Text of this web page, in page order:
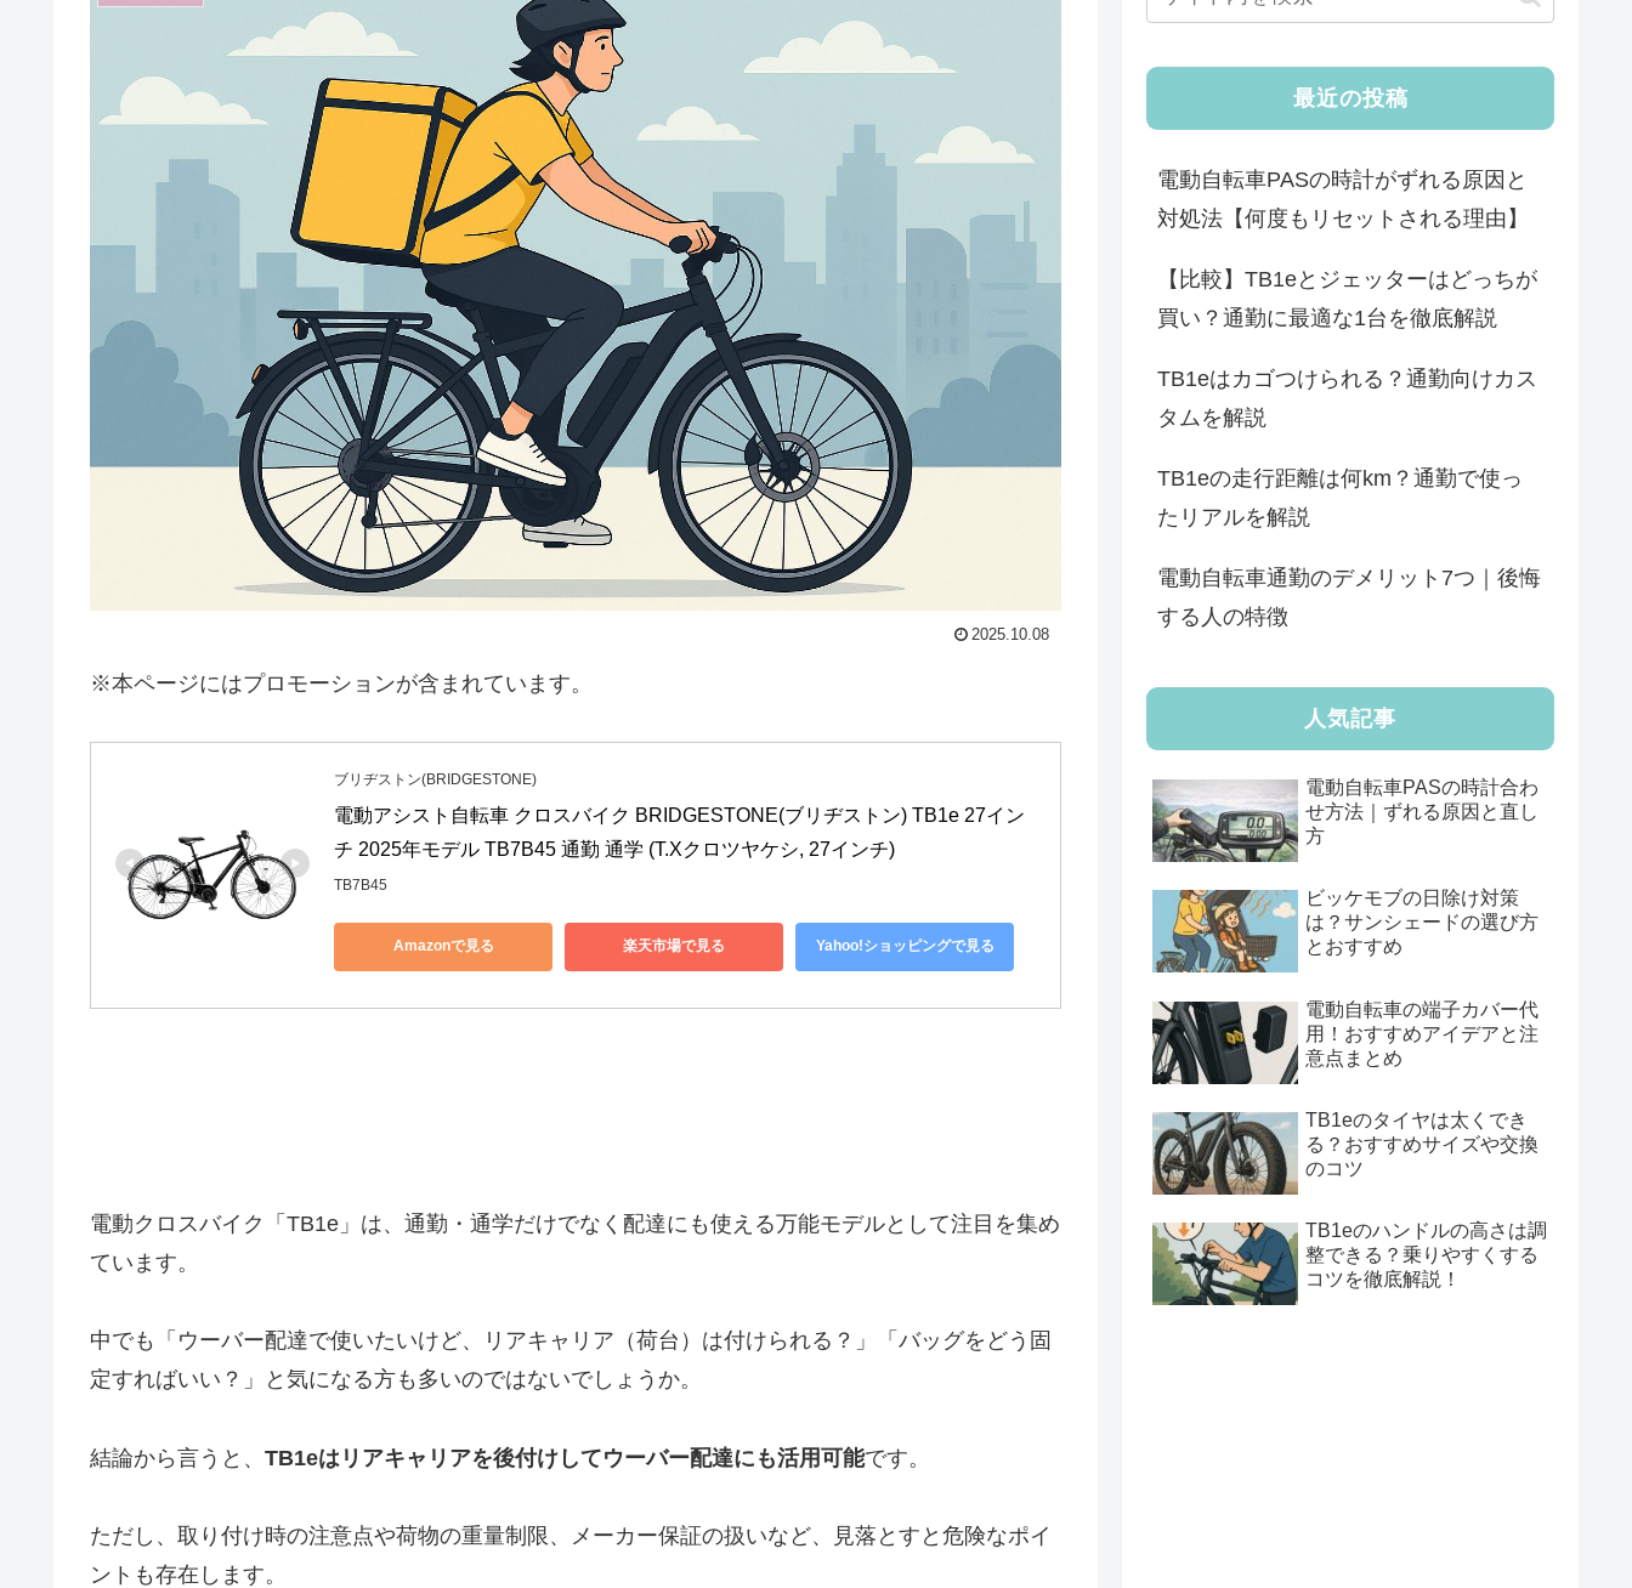
2025.10.08
※本ページにはプロモーションが含まれています。
ブリヂストン(BRIDGESTONE)
電動アシスト自転車 クロスバイク BRIDGESTONE(ブリヂストン) TB1e 27イン
チ 2025年モデル TB7B45 通勤 通学 (T.Xクロツヤケシ, 27インチ)
TB7B45
Amazonで見る 楽天市場で見る Yahoo!ショッピングで見る
電動クロスバイク「TB1e」は、通勤・通学だけでなく配達にも使える万能モデルとして注目を集め
ています。
中でも「ウーバー配達で使いたいけど、リアキャリア（荷台）は付けられる？」「バッグをどう固
定すればいい？」と気になる方も多いのではないでしょうか。
結論から言うと、 TB1eはリアキャリアを後付けしてウーバー配達にも活用可能です。
ただし、取り付け時の注意点や荷物の重量制限、メーカー保証の扱いなど、見落とすと危険なポイ
ントも存在します。
最近の投稿
電動自転車PASの時計がずれる原因と
対処法【何度もリセットされる理由】
【比較】TB1eとジェッターはどっちが
買い？通勤に最適な1台を徹底解説
TB1eはカゴつけられる？通勤向けカス
タムを解説
TB1eの走行距離は何km？通勤で使っ
たリアルを解説
電動自転車通勤のデメリット7つ｜後悔
する人の特徴
人気記事
電動自転車PASの時計合わ
せ方法｜ずれる原因と直し
方
ビッケモブの日除け対策
は？サンシェードの選び方
とおすすめ
電動自転車の端子カバー代
用！おすすめアイデアと注
意点まとめ
TB1eのタイヤは太くでき
る？おすすめサイズや交換
のコツ
TB1eのハンドルの高さは調
整できる？乗りやすくする
コツを徹底解説！